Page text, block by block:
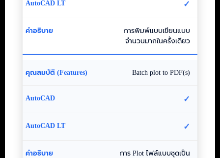
✓
การพิมพ์แบบเขียนแบบ
จำนวนมากในครั้งเดียว
Batch plot to PDF(s)
✓
✓
การ Plot ไฟล์แบบชุดเป็น